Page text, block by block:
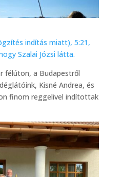
indítás miatt), 5:21,
Szalai Józsi látta.
félúton, a Budapestről
Kisné Andrea, és
finom reggelivel indítottak